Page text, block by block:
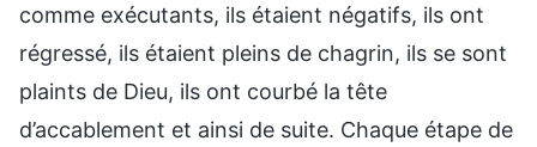
comme exécutants, ils étaient négatifs, ils ont
régressé, ils étaient pleins de chagrin, ils se sont
plaints de Dieu, ils ont courbé la tête
d’accablement et ainsi de suite. Chaque étape de